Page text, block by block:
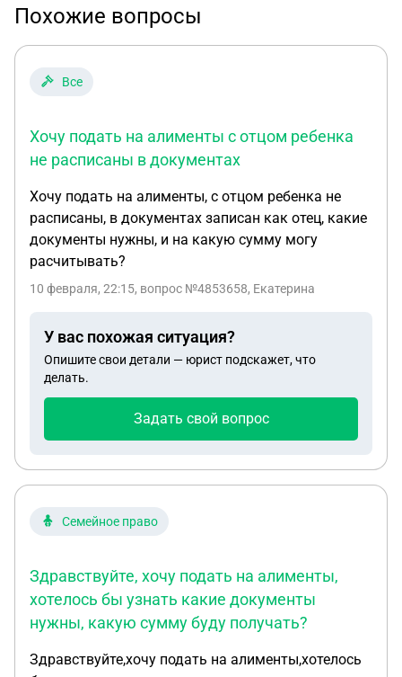
Похожие вопросы
Все
Хочу подать на алименты с отцом ребенка
не расписаны в документах
Хочу подать на алименты, с отцом ребенка не
расписаны, в документах записан как отец, какие
документы нужны, и на какую сумму могу
расчитывать?
10 февраля, 22:15, вопрос №4853658, Екатерина
У вас похожая ситуация?
Опишите свои детали — юрист подскажет, что
делать.
Задать свой вопрос
Семейное право
Здравствуйте, хочу подать на алименты,
хотелось бы узнать какие документы
нужны, какую сумму буду получать?
Здравствуйте,хочу подать на алименты,хотелось